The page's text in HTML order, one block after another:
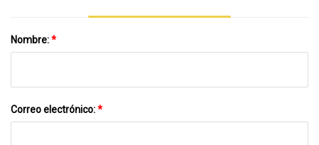
Nombre:*
Correo electrónico:*